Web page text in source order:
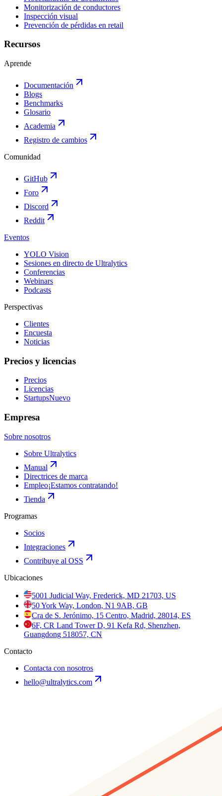
Monitorización de conductores
Inspección visual
Prevención de pérdidas en retail
Recursos
Aprende
Documentación
Blogs
Benchmarks
Glosario
Academia
Registro de cambios
Comunidad
GitHub
Foro
Discord
Reddit
Eventos
YOLO Vision
Sesiones en directo de Ultralytics
Conferencias
Webinars
Podcasts
Perspectivas
Clientes
Encuesta
Noticias
Precios y licencias
Precios
Licencias
StartupsNuevo
Empresa
Sobre nosotros
Sobre Ultralytics
Manual
Directrices de marca
Empleo¡Estamos contratando!
Tienda
Programas
Socios
Integraciones
Contribuye al OSS
Ubicaciones
5001 Judicial Way, Frederick, MD 21703, US
50 York Way, London, N1 9AB, GB
Cra de S. Jerónimo, 15 Centro, Madrid, 28014, ES
6F, CR Land Tower D, 91 Kefa Rd, Shenzhen,
Guangdong 518057, CN
Contacto
Contacta con nosotros
hello@ultralytics.com